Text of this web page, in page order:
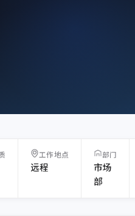
工作地点
远程
部门
市场
部